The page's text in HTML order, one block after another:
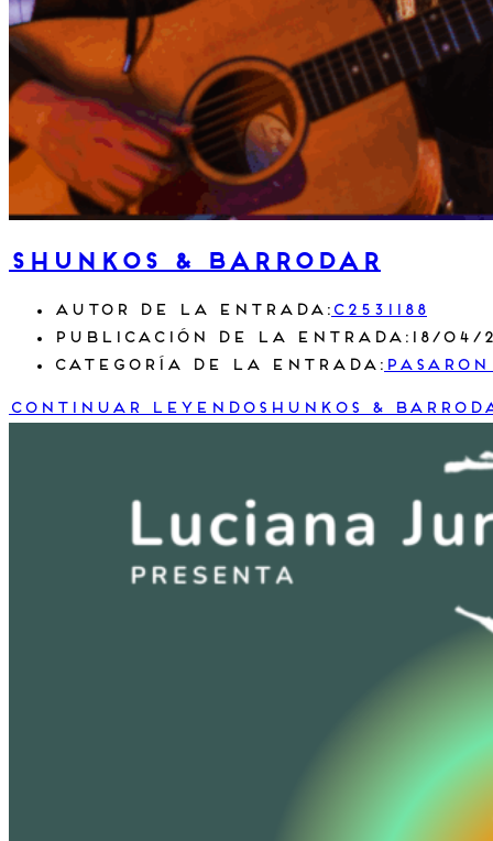
Shunkos & Barrodar
Autor de la entrada: c2531188
Publicación de la entrada: 18/04/
Categoría de la entrada:
Continuar leyendo Shunkos &